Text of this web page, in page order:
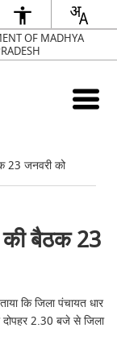
OF MADHYA
23 जनवरी को
की बैठक 23
कि जिला पंचायत धार
दोपहर 2.30 बजे से जिला